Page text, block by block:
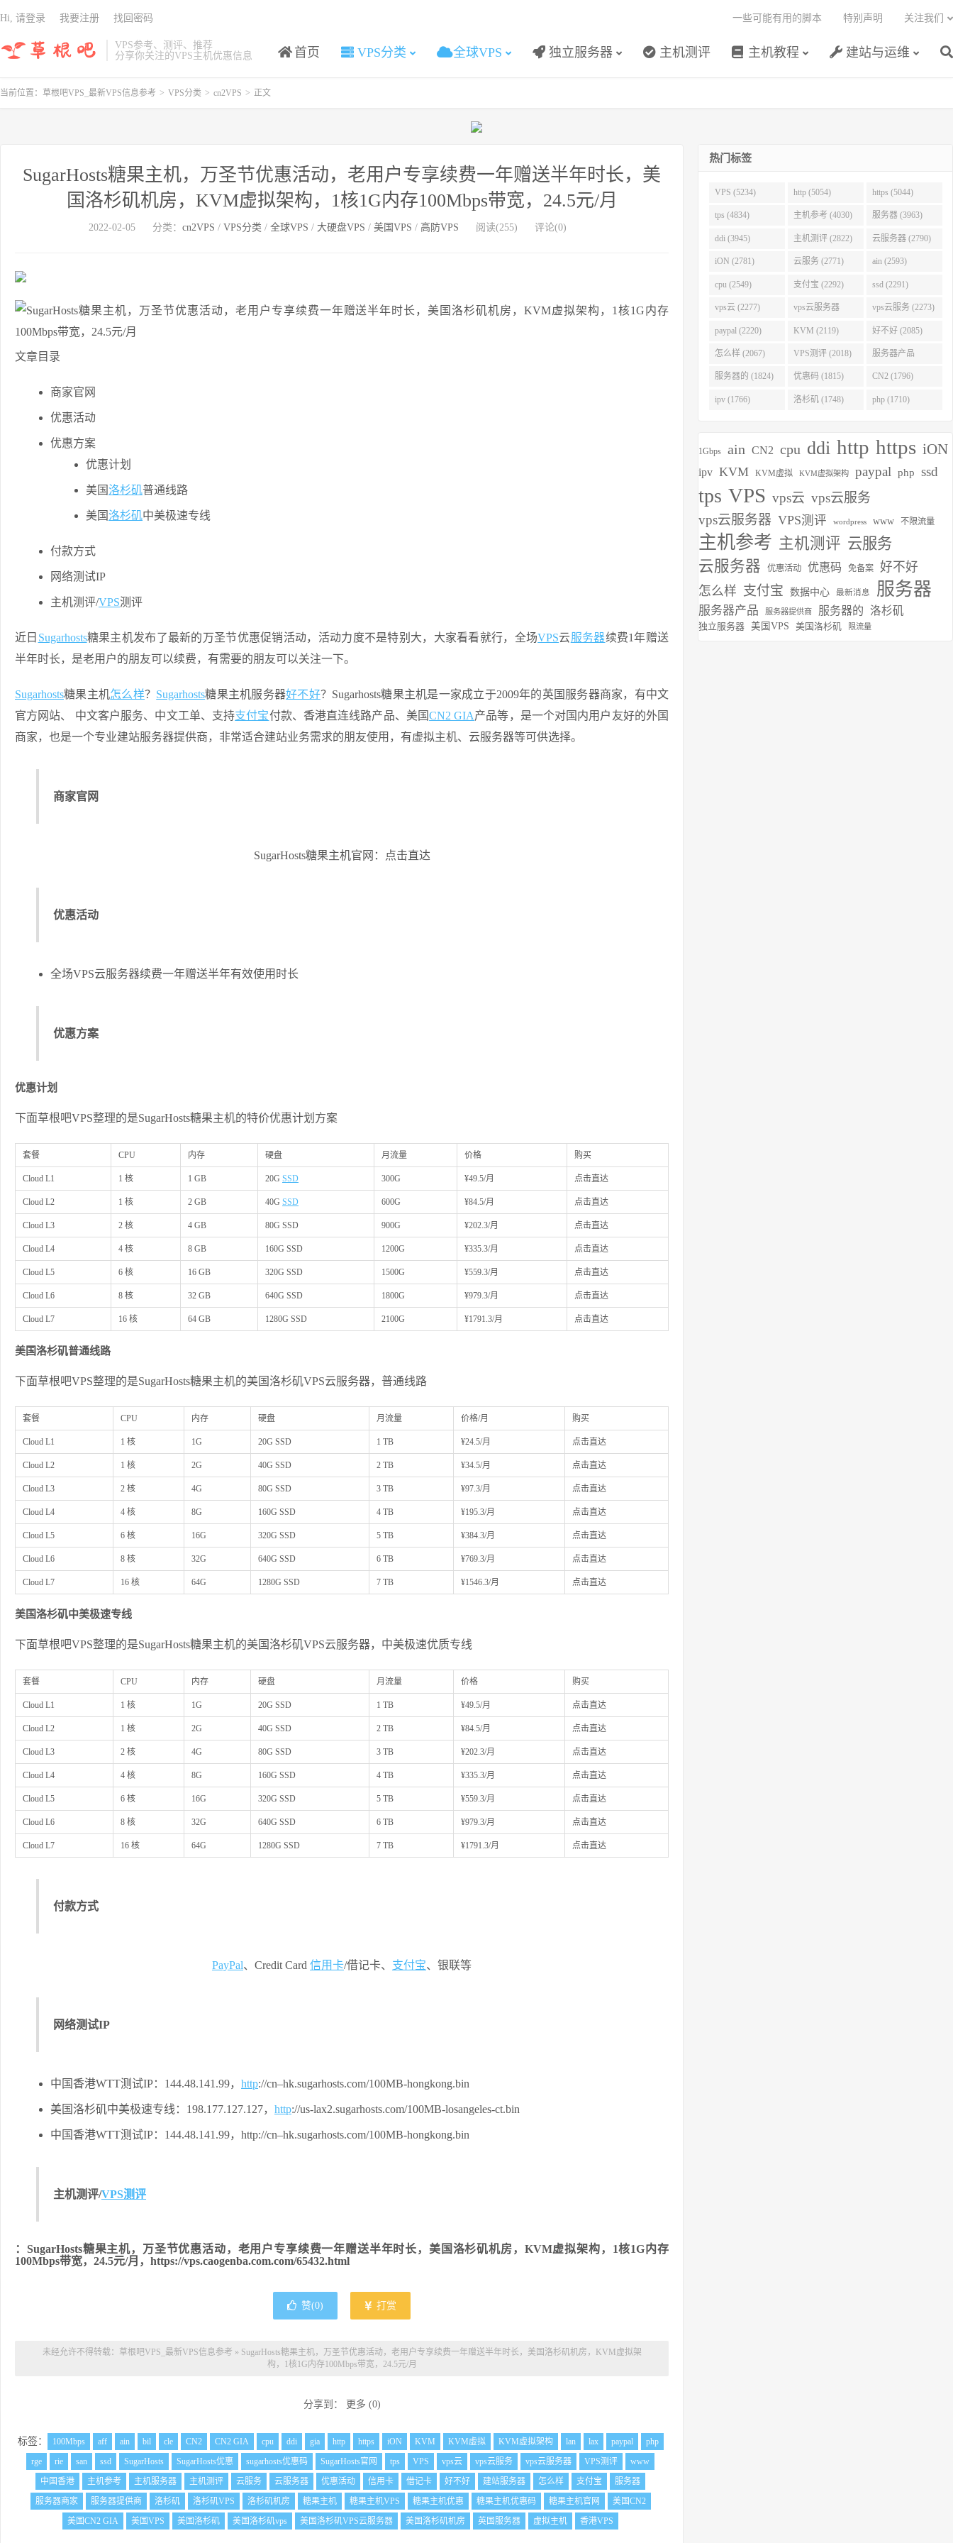
VPS参考、测评、推荐
分享你关注的VPS主机优惠信息
首页 VPS分类 全球VPS 独立服务器 主机测评 主机教程 建站与运维
一些可能有用的脚本 特别声明 关注我们
Hi, 请登录 我要注册 找回密码
当前位置： 草根吧VPS_最新VPS信息参考 > VPS分类 > cn2VPS > 正文
SugarHosts糖果主机，万圣节优惠活动，老用户专享续费一年赠送半年时长，美
国洛杉矶机房，KVM虚拟架构，1核1G内存100Mbps带宽，24.5元/月
2022-02-05 分类： cn2VPS / VPS分类 / 全球VPS / 大硬盘VPS / 美国VPS / 高防VPS 阅读(255) 评论(0)
文章目录
商家官网
优惠活动
优惠方案
优惠计划
美国洛杉矶普通线路
美国洛杉矶中美极速专线
付款方式
网络测试IP
主机测评/VPS测评
近日 Sugarhosts糖果主机发布了最新的万圣节优惠促销活动，活动力度不是特别大，大家看看就行，全场VPS云服务器续费1年赠送
半年时长，是老用户的朋友可以续费，有需要的朋友可以关注一下。
Sugarhosts糖果主机怎么样？ Sugarhosts糖果主机服务器好不好？Sugarhosts糖果主机是一家成立于2009年的英国服务器商家，有中文
官方网站、 中文客户服务、中文工单、支持支付宝付款、香港直连线路产品、美国CN2 GIA产品等，是一个对国内用户友好的外国
商家，也是一个专业建站服务器提供商，非常适合建站业务需求的朋友使用，有虚拟主机、云服务器等可供选择。
商家官网
SugarHosts糖果主机官网：点击直达
优惠活动
全场VPS云服务器续费一年赠送半年有效使用时长
优惠方案
优惠计划
下面草根吧VPS整理的是SugarHosts糖果主机的特价优惠计划方案
套餐 CPU 内存 硬盘 月流量 价格 购买
Cloud L1 1 核 1 GB 20G SSD 300G ¥49.5/月 点击直达
Cloud L2 1 核 2 GB 40G SSD 600G ¥84.5/月 点击直达
Cloud L3 2 核 4 GB 80G SSD 900G ¥202.3/月 点击直达
Cloud L4 4 核 8 GB 160G SSD 1200G ¥335.3/月 点击直达
Cloud L5 6 核 16 GB 320G SSD 1500G ¥559.3/月 点击直达
Cloud L6 8 核 32 GB 640G SSD 1800G ¥979.3/月 点击直达
Cloud L7 16 核 64 GB 1280G SSD 2100G ¥1791.3/月 点击直达
美国洛杉矶普通线路
下面草根吧VPS整理的是SugarHosts糖果主机的美国洛杉矶VPS云服务器，普通线路
套餐 CPU 内存 硬盘 月流量 价格/月 购买
Cloud L1 1 核 1G 20G SSD 1 TB ¥24.5/月 点击直达
Cloud L2 1 核 2G 40G SSD 2 TB ¥34.5/月 点击直达
Cloud L3 2 核 4G 80G SSD 3 TB ¥97.3/月 点击直达
Cloud L4 4 核 8G 160G SSD 4 TB ¥195.3/月 点击直达
Cloud L5 6 核 16G 320G SSD 5 TB ¥384.3/月 点击直达
Cloud L6 8 核 32G 640G SSD 6 TB ¥769.3/月 点击直达
Cloud L7 16 核 64G 1280G SSD 7 TB ¥1546.3/月 点击直达
美国洛杉矶中美极速专线
下面草根吧VPS整理的是SugarHosts糖果主机的美国洛杉矶VPS云服务器，中美极速优质专线
套餐 CPU 内存 硬盘 月流量 价格 购买
Cloud L1 1 核 1G 20G SSD 1 TB ¥49.5/月 点击直达
Cloud L2 1 核 2G 40G SSD 2 TB ¥84.5/月 点击直达
Cloud L3 2 核 4G 80G SSD 3 TB ¥202.3/月 点击直达
Cloud L4 4 核 8G 160G SSD 4 TB ¥335.3/月 点击直达
Cloud L5 6 核 16G 320G SSD 5 TB ¥559.3/月 点击直达
Cloud L6 8 核 32G 640G SSD 6 TB ¥979.3/月 点击直达
Cloud L7 16 核 64G 1280G SSD 7 TB ¥1791.3/月 点击直达
付款方式
PayPal、Credit Card 信用卡/借记卡、 支付宝、银联等
网络测试IP
中国香港WTT测试IP：144.48.141.99， http://cn–hk.sugarhosts.com/100MB-hongkong.bin
美国洛杉矶中美极速专线：198.177.127.127， http://us-lax2.sugarhosts.com/100MB-losangeles-ct.bin
中国香港WTT测试IP：144.48.141.99，http://cn–hk.sugarhosts.com/100MB-hongkong.bin
主机测评/VPS测评
：SugarHosts糖果主机，万圣节优惠活动，老用户专享续费一年赠送半年时长，美国洛杉矶机房，KVM虚拟架构，1核1G内存
100Mbps带宽，24.5元/月，https://vps.caogenba.com.com/65432.html
赞(0) 打赏
未经允许不得转载： 草根吧VPS_最新VPS信息参考 » SugarHosts糖果主机，万圣节优惠活动，老用户专享续费一年赠送半年时长，美国洛杉矶机房，KVM虚拟架
构，1核1G内存100Mbps带宽，24.5元/月
分享到： 更多 (0)
标签： 100Mbps aff ain bil cle CN2 CN2 GIA cpu ddi gia http https iON KVM KVM虚拟 KVM虚拟架构 lan lax paypal
php
rge
rie san ssd SugarHosts SugarHosts优惠 sugarhosts优惠码 SugarHosts官网 tps VPS vps云 vps云服务 vps云服务器 VPS测评
www
中国香港
主机参考 主机服务器 主机测评 云服务 云服务器 优惠活动 信用卡 借记卡 好不好 建站服务器 怎么样 支付宝
服务器
服务器商家
服务器提供商 洛杉矶 洛杉矶VPS 洛杉矶机房 糖果主机 糖果主机VPS 糖果主机优惠 糖果主机优惠码 糖果主机官网
美国CN2
美国CN2 GIA
美国VPS 美国洛杉矶 美国洛杉矶vps 美国洛杉矶VPS云服务器 美国洛杉矶机房 英国服务器 虚拟主机 香港VPS
热门标签
VPS (5234) http (5054) https (5044)
tps (4834) 主机参考 (4030) 服务器 (3963)
ddi (3945) 主机测评 (2822) 云服务器 (2790)
iON (2781) 云服务 (2771) ain (2593)
cpu (2549) 支付宝 (2292) ssd (2291)
vps云 (2277) vps云服务器
(2275)
vps云服务 (2273)
paypal (2220) KVM (2119) 好不好 (2085)
怎么样 (2067) VPS测评 (2018) 服务器产品
(1938)
服务器的 (1824) 优惠码 (1815) CN2 (1796)
ipv (1766) 洛杉矶 (1748) php (1710)
1Gbps ain CN2 cpu ddi http https iON
ipv KVM KVM虚拟 KVM虚拟架构 paypal php ssd
tps VPS vps云 vps云服务
vps云服务器 VPS测评 wordpress www 不限流量
主机参考 主机测评 云服务
云服务器
优惠活动 优惠码 免备案
好不好
怎么样 支付宝 数据中心 最新消息 服务器
服务器产品 服务器提供商 服务器的 洛杉矶
独立服务器 美国VPS 美国洛杉矶 限流量